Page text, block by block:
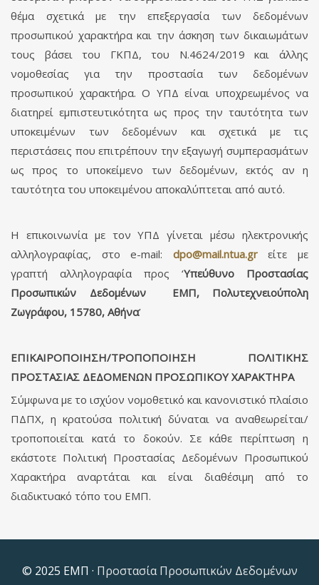
θέμα σχετικά με την επεξεργασία των δεδομένων
προσωπικού χαρακτήρα και την άσκηση των δικαιωμάτων
τους βάσει του ΓΚΠΔ, του Ν.4624/2019 και άλλης
νομοθεσίας για την προστασία των δεδομένων
προσωπικού χαρακτήρα. Ο ΥΠΔ είναι υποχρεωμένος να
διατηρεί εμπιστευτικότητα ως προς την ταυτότητα των
υποκειμένων των δεδομένων και σχετικά με τις
περιστάσεις που επιτρέπουν την εξαγωγή συμπερασμάτων
ως προς το υποκείμενο των δεδομένων, εκτός αν η
ταυτότητα του υποκειμένου αποκαλύπτεται από αυτό.
Η επικοινωνία με τον ΥΠΔ γίνεται μέσω ηλεκτρονικής
αλληλογραφίας, στο e-mail:
είτε με
γραπτή αλληλογραφία προς ‘Υπεύθυνο Προστασίας
Προσωπικών Δεδομένων ΕΜΠ, Πολυτεχνειούπολη
Ζωγράφου, 15780, Αθήνα’
ΕΠΙΚΑΙΡΟΠΟΙΗΣΗ/ΤΡΟΠΟΠΟΙΗΣΗ ΠΟΛΙΤΙΚΗΣ
ΠΡΟΣΤΑΣΙΑΣ ΔΕΔΟΜΕΝΩΝ ΠΡΟΣΩΠΙΚΟΥ ΧΑΡΑΚΤΗΡΑ
Σύμφωνα με το ισχύον νομοθετικό και κανονιστικό πλαίσιο
ΠΔΠΧ, η κρατούσα πολιτική δύναται να αναθεωρείται/
τροποποιείται κατά το δοκούν. Σε κάθε περίπτωση η
εκάστοτε Πολιτική Προστασίας Δεδομένων Προσωπικού
Χαρακτήρα αναρτάται και είναι διαθέσιμη από το
διαδικτυακό τόπο του ΕΜΠ.
© 2025 ΕΜΠ · Προστασία Προσωπικών Δεδομένων